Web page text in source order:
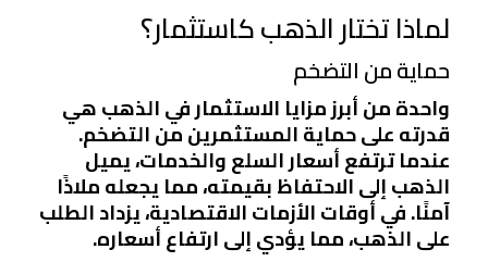
لماذا تختار الذهب كاستثمار؟
حماية من التضخم
واحدة من أبرز مزايا الاستثمار في الذهب هي
قدرته على حماية المستثمرين من التضخم.
عندما ترتفع أسعار السلع والخدمات، يميل
الذهب إلى الاحتفاظ بقيمته، مما يجعله ملاذًا
آمنًا. في أوقات الأزمات الاقتصادية، يزداد الطلب
على الذهب، مما يؤدي إلى ارتفاع أسعاره.